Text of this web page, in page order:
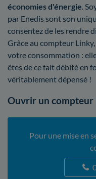
économies d'énergie .
par Enedis sont son
consentez de les rendre
Grâce au compteur
votre consommation :
êtes de ce fait débité en
véritablement dépensé !
Ouvrir un compteur
Pour une mise en